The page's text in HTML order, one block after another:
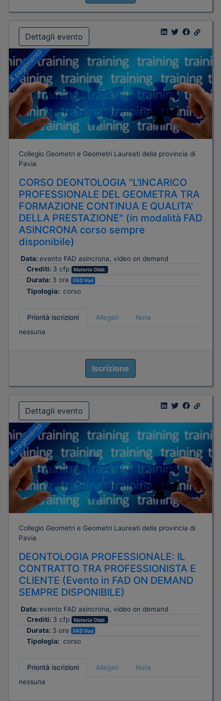
Dettagli evento
A pagamento
Collegio Geometri e Geometri Laureati della provincia di
Pavia
CORSO DEONTOLOGIA "L'INCARICO
PROFESSIONALE DEL GEOMETRA TRA
FORMAZIONE CONTINUA E QUALITA'
DELLA PRESTAZIONE" (in modalità FAD
ASINCRONA corso sempre
disponibile)
Data: evento FAD asincrona, video on demand
Crediti: 3 cfp Materie Obbl.
Durata: 3 ore FAD Vod
Tipologia: corso
Priorità iscrizioni Allegati
Note
nessuna
Iscrizione
Dettagli evento
A pagamento
Collegio Geometri e Geometri Laureati della provincia di
Pavia
DEONTOLOGIA PROFESSIONALE: IL
CONTRATTO TRA PROFESSIONISTA E
CLIENTE (Evento in FAD ON DEMAND
SEMPRE DISPONIBILE)
Data: evento FAD asincrona, video on demand
Crediti: 3 cfp Materie Obbl.
Durata: 3 ore FAD Vod
Tipologia: corso
Priorità iscrizioni Allegati
Note
nessuna